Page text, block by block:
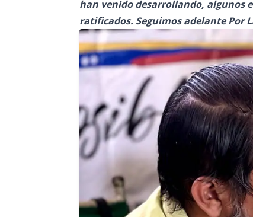
han venido desarrollando, algunos
ratificados. Seguimos adelante Por